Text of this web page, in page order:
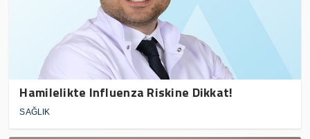
Hamilelikte Influenza Riskine Dikkat!
SAĞLIK